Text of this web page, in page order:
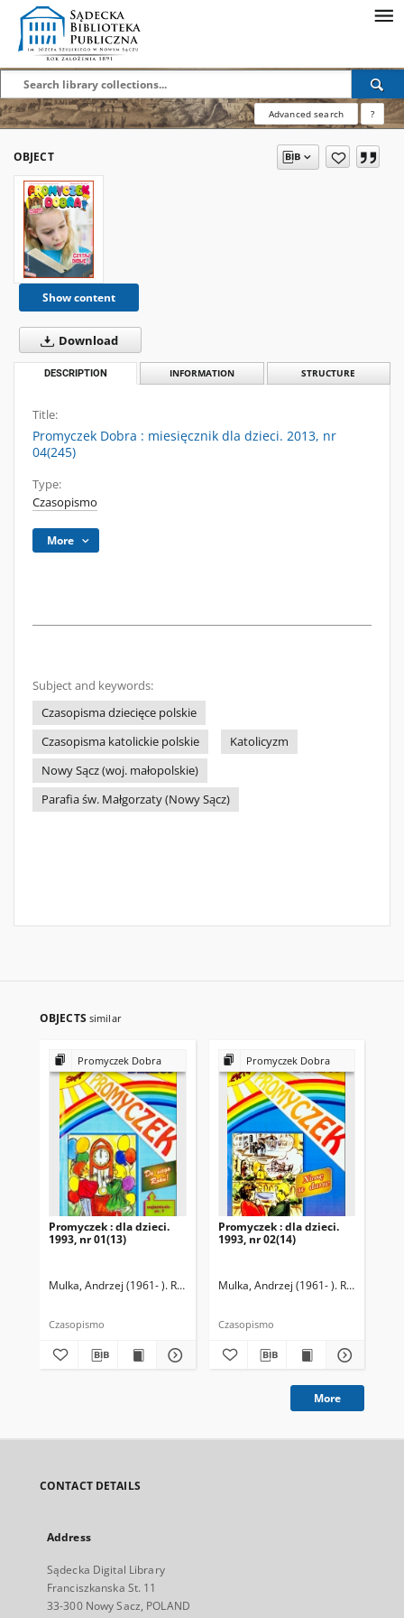
Advanced search ?
OBJECT
Show content
Download
DESCRIPTION INFORMATION STRUCTURE
Title:
Promyczek Dobra : miesięcznik dla dzieci. 2013, nr
04(245)
Type:
Czasopismo
More
Subject and keywords:
Czasopisma dziecięce polskie
Czasopisma katolickie polskie
Katolicyzm
Nowy Sącz (woj. małopolskie)
Parafia św. Małgorzaty (Nowy Sącz)
OBJECTS similar
Promyczek Dobra
Promyczek : dla dzieci.
1993, nr 01(13)
Mulka, Andrzej (1961- ). Redaktor naczelny
Czasopismo
Promyczek Dobra
Promyczek : dla dzieci.
1993, nr 02(14)
Mulka, Andrzej (1961- ). Redaktor
Czasopismo
More
CONTACT DETAILS
Address
Sądecka Digital Library
Franciszkanska St. 11
33-300 Nowy Sacz, POLAND